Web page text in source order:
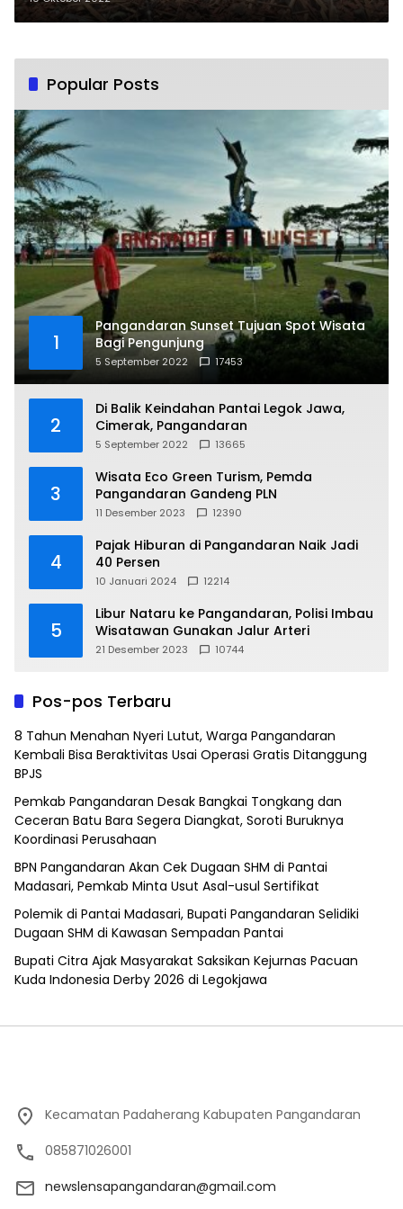
Popular Posts
1
Pangandaran Sunset Tujuan Spot Wisata
Bagi Pengunjung
5 September 2022 17453
2
Di Balik Keindahan Pantai Legok Jawa,
Cimerak, Pangandaran
5 September 2022 13665
3
Wisata Eco Green Turism, Pemda
Pangandaran Gandeng PLN
11 Desember 2023 12390
4
Pajak Hiburan di Pangandaran Naik Jadi
40 Persen
10 Januari 2024 12214
5
Libur Nataru ke Pangandaran, Polisi Imbau
Wisatawan Gunakan Jalur Arteri
21 Desember 2023 10744
Pos-pos Terbaru
8 Tahun Menahan Nyeri Lutut, Warga Pangandaran
Kembali Bisa Beraktivitas Usai Operasi Gratis Ditanggung
BPJS
Pemkab Pangandaran Desak Bangkai Tongkang dan
Ceceran Batu Bara Segera Diangkat, Soroti Buruknya
Koordinasi Perusahaan
BPN Pangandaran Akan Cek Dugaan SHM di Pantai
Madasari, Pemkab Minta Usut Asal-usul Sertifikat
Polemik di Pantai Madasari, Bupati Pangandaran Selidiki
Dugaan SHM di Kawasan Sempadan Pantai
Bupati Citra Ajak Masyarakat Saksikan Kejurnas Pacuan
Kuda Indonesia Derby 2026 di Legokjawa
Kecamatan Padaherang Kabupaten Pangandaran
085871026001
newslensapangandaran@gmail.com